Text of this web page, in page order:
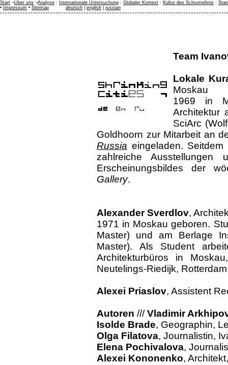
Team
Lokale
Moskau
1969 in
Architektur
SciArc
Goldhoorn zur Mitarbeit an
Russia eingeladen. Seitdem
zahlreiche Ausstellungen
Erscheinungsbildes der
Gallery.
Alexander Sverdlov,
1971 in Moskau geboren.
Master) und am Berlage
Master). Als Student
Architekturbüros in
Neutelings-Riedijk,
Alexei Priaslov, Assistent
Autoren ///Vladimir
Isolde Brade, Geographin,
Olga Filatova, Journalistin,
Elena Pochivalova,
Alexei Kononenko,
Start ¬Über uns ¬Analyse : Internationale Untersuchung : Globaler Kontext : Kultur des Schrumpfens :
• Impressum • Sitemap deutsch english russian